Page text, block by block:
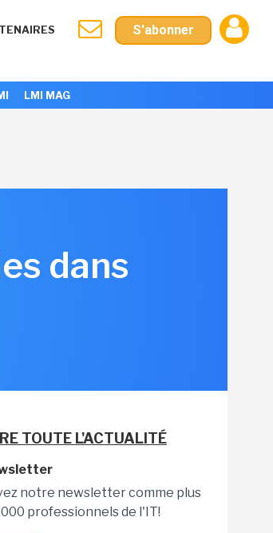
S'abonner
LMI MAG
dans
TOUTE L'ACTUALITÉ
notre newsletter comme plus
professionnels de l'IT!